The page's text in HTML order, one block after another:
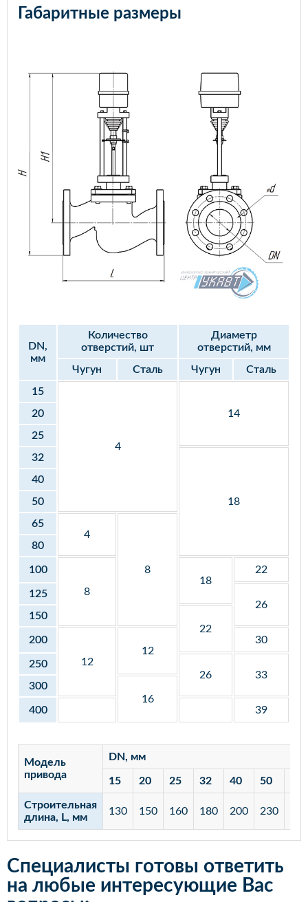
Габаритные размеры
DN,
мм
Количество
отверстий, шт
Диаметр
отверстий, мм
Чугун
Сталь Чугун
Сталь
15
4
14
20
25
32
18
40
50
65
4
8
80
100
8
18
22
125
26
150
22
200
12
12
30
250
26
33
300
16
400
39
Модель
привода
DN, мм
15 20 25 32 40 50
Строительная
длина, L, мм
130 150 160 180 200 230
Специалисты готовы ответить
на любые интересующие Вас